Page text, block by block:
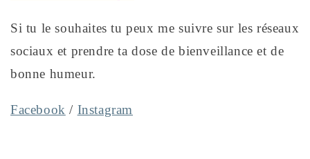
Si tu le souhaites tu peux me suivre sur les réseaux
sociaux et prendre ta dose de bienveillance et de
bonne humeur.
Facebook / Instagram